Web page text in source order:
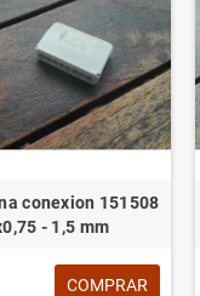
conexion 151508
- 1,5 mm
COMPRAR